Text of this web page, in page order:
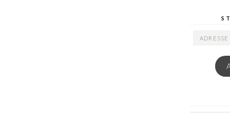
ADRESSE